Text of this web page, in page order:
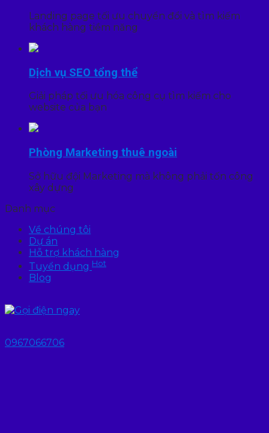
Landing page tối ưu chuyển đổi và tìm kiếm
khách hàng tiềm năng
Dịch vụ SEO tổng thể
Giải pháp tối ưu hóa công cụ tìm kiếm cho
website của bạn
Phòng Marketing thuê ngoài
Sở hữu đội Marketing mà không phải tốn công
xây dựng
Danh mục
Về chúng tôi
Dự án
Hỗ trợ khách hàng
Tuyển dụng Hot
Blog
0967066706